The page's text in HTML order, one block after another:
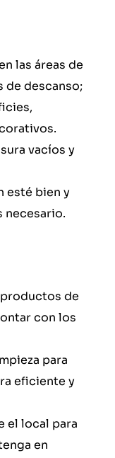
las áreas de
de descanso;
vacíos y
esté bien y
necesario.
de
con los
para
eficiente y
el local para
en